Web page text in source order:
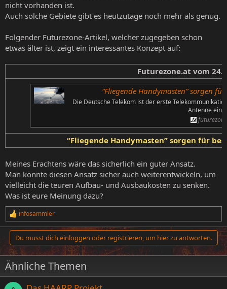
nicht vorhanden ist.
Auch solche Gebiete gibt es heutzutage noch mehr als genug.
Folgender Futurezone-Artikel, welcher zugegeben schon
etwas älter ist, zeigt ein interessantes Konzept auf:
Futurezone.at vom
“Fliegende Handymasten” sorgen
Die Deutsche Telekom ist der erste
Antenne
“Fliegende Handymasten” sorgen für
Meines Erachtens wäre das sicherlich ein guter Ansatz.
Man könnte diesen Ansatz sicher auch weiterentwickeln, um
vielleicht die teuren Aufbau- und Ausbaukosten zu senken.
Was ist eure Meinung dazu?
R
e
a
t
i
o
e
infosammler
Du musst dich einloggen oder registrieren, um hier zu antworten.
Ähnliche Themen